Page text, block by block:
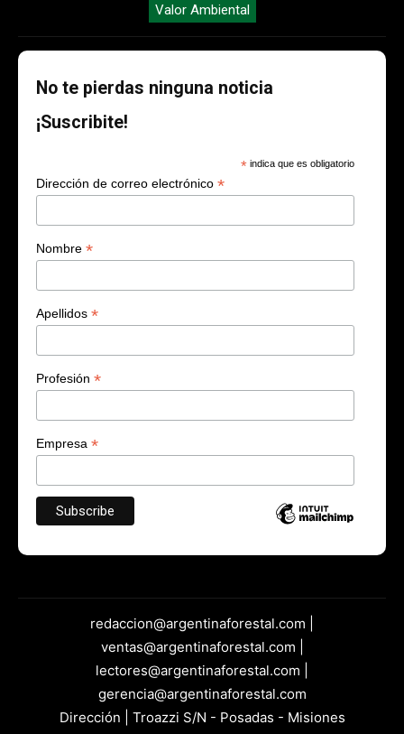
Valor Ambiental
No te pierdas ninguna noticia
¡Suscribite!
* indica que es obligatorio
Dirección de correo electrónico *
Nombre *
Apellidos *
Profesión *
Empresa *
redaccion@argentinaforestal.com |
ventas@argentinaforestal.com |
lectores@argentinaforestal.com |
gerencia@argentinaforestal.com
Dirección | Troazzi S/N - Posadas - Misiones